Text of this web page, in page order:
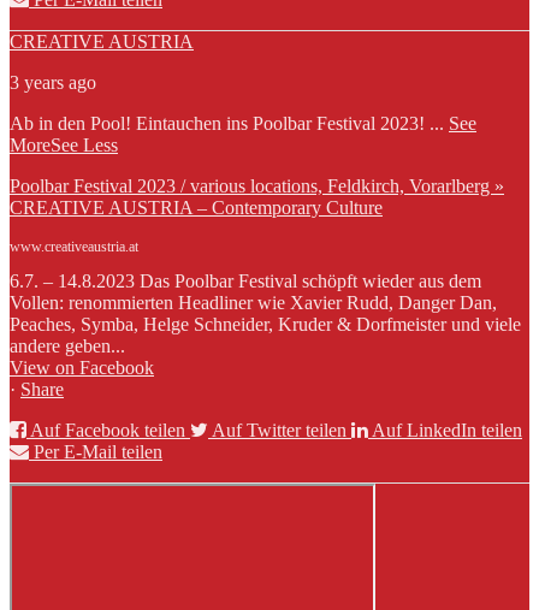
CREATIVE AUSTRIA
3 years ago
Ab in den Pool! Eintauchen ins Poolbar Festival 2023! ... See
MoreSee Less
Poolbar Festival 2023 / various locations, Feldkirch, Vorarlberg »
CREATIVE AUSTRIA – Contemporary Culture
www.creativeaustria.at
6.7. – 14.8.2023 Das Poolbar Festival schöpft wieder aus dem
Vollen: renommierten Headliner wie Xavier Rudd, Danger Dan,
Peaches, Symba, Helge Schneider, Kruder & Dorfmeister und viele
andere geben...
View on Facebook
· Share
Auf Facebook teilen
Auf Twitter teilen
Auf LinkedIn teilen
Per E-Mail teilen